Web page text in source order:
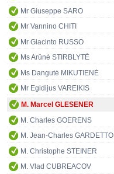
Mr Giuseppe SARO
Mr Vannino CHITI
Mr Giacinto RUSSO
Ms Arūnė STIRBLYTĖ
Ms Dangutė MIKUTIENĖ
Mr Egidijus VAREIKIS
M. Marcel GLESENER
M. Charles GOERENS
M. Jean-Charles GARDETTO
M. Christophe STEINER
M. Vlad CUBREACOV